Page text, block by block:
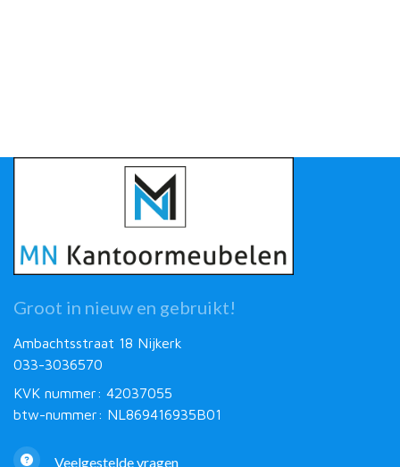
Groot in nieuw en gebruikt!
Ambachtsstraat 18 Nijkerk
033-3036570
KVK nummer: 42037055
btw-nummer: NL869416935B01
Veelgestelde vragen